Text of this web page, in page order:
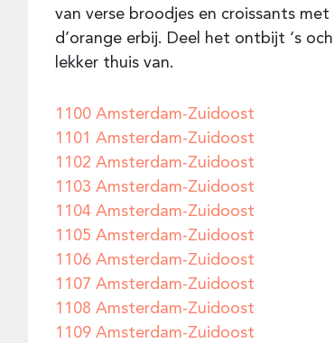
van verse broodjes en croissants
d’orange erbij. Deel het ontbijt ‘s
lekker thuis van.
1100 Amsterdam-Zuidoost
1101 Amsterdam-Zuidoost
1102 Amsterdam-Zuidoost
1103 Amsterdam-Zuidoost
1104 Amsterdam-Zuidoost
1105 Amsterdam-Zuidoost
1106 Amsterdam-Zuidoost
1107 Amsterdam-Zuidoost
1108 Amsterdam-Zuidoost
1109 Amsterdam-Zuidoost